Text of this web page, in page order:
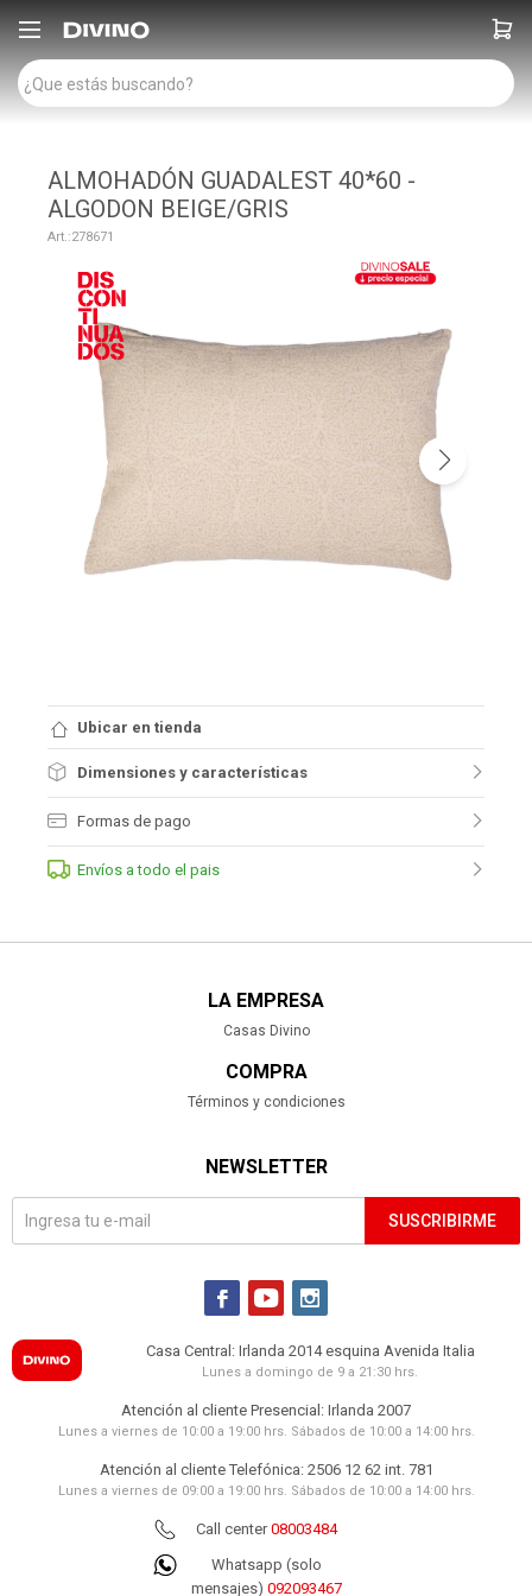

ALMOHADÓN GUADALEST 40*60 -
ALGODON BEIGE/GRIS
278671
Ubicar en tienda
Dimensiones y características
Formas de pago
Envíos a todo el pais
LA EMPRESA
Casas Divino
COMPRA
Términos y condiciones
NEWSLETTER
SUSCRIBIRME
  
Casa Central: Irlanda 2014 esquina Avenida Italia
Lunes a domingo de 9 a 21:30 hrs.
Atención al cliente Presencial: Irlanda 2007
Lunes a viernes de 10:00 a 19:00 hrs. Sábados de 10:00 a 14:00 hrs.
Atención al cliente Telefónica: 2506 12 62 int. 781
Lunes a viernes de 09:00 a 19:00 hrs. Sábados de 10:00 a 14:00 hrs.
Call center08003484
Whatsapp (solo
mensajes) 092093467